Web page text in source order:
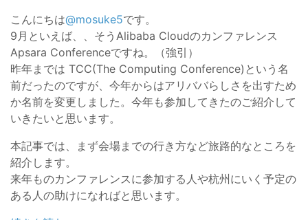
こんにちは@mosuke5です。
9月といえば、、そうAlibaba Cloudのカンファレンス
Apsara Conferenceですね。（強引）
昨年までは TCC(The Computing Conference)という名
前だったのですが、今年からはアリババらしさを出すため
か名前を変更しました。今年も参加してきたのご紹介して
いきたいと思います。
本記事では、まず会場までの行き方など旅路的なところを
紹介します。
来年ものカンファレンスに参加する人や杭州にいく予定の
ある人の助けになればと思います。